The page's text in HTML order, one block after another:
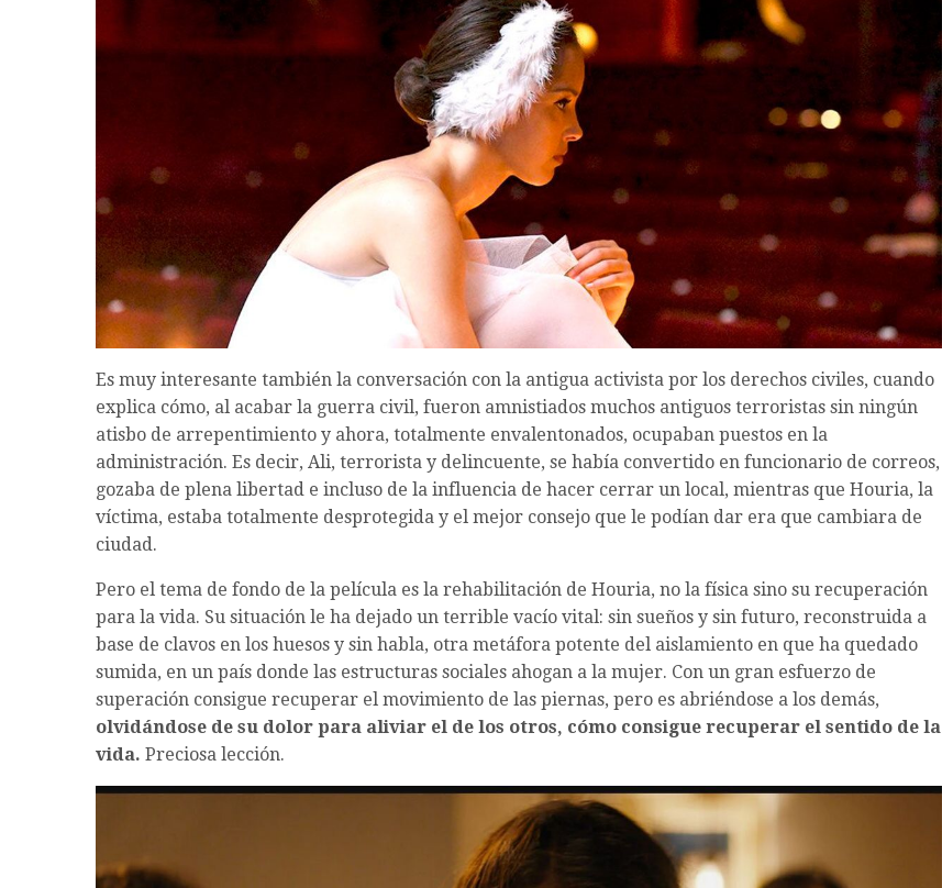
Es muy interesante también la conversación con la antigua activista por los derechos civiles, cuando
explica cómo, al acabar la guerra civil, fueron amnistiados muchos antiguos terroristas sin ningún
atisbo de arrepentimiento y ahora, totalmente envalentonados, ocupaban puestos en la
administración. Es decir, Ali, terrorista y delincuente, se había convertido en funcionario de correos,
gozaba de plena libertad e incluso de la influencia de hacer cerrar un local, mientras que Houria, la
víctima, estaba totalmente desprotegida y el mejor consejo que le podían dar era que cambiara de
ciudad.
Pero el tema de fondo de la película es la rehabilitación de Houria, no la física sino su recuperación
para la vida. Su situación le ha dejado un terrible vacío vital: sin sueños y sin futuro, reconstruida a
base de clavos en los huesos y sin habla, otra metáfora potente del aislamiento en que ha quedado
sumida, en un país donde las estructuras sociales ahogan a la mujer. Con un gran esfuerzo de
superación consigue recuperar el movimiento de las piernas, pero es abriéndose a los demás,
olvidándose de su dolor para aliviar el de los otros, cómo consigue recuperar el sentido de la
vida. Preciosa lección.